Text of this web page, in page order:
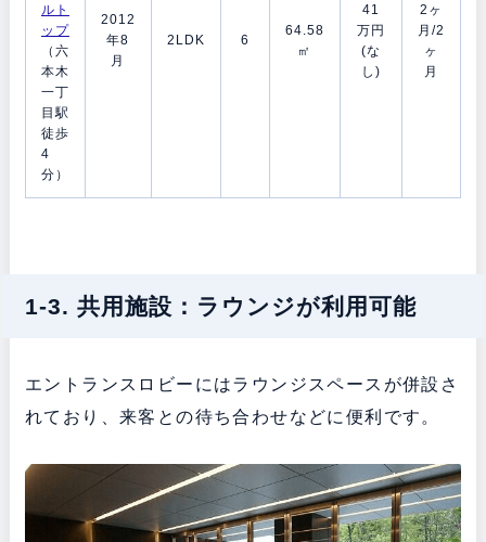
ルト
ップ
（六
本木
一丁
目駅
徒歩
4
分）
2012
年8
月
2LDK 6
64.58
㎡
41
万円
(な
し)
2ヶ
月/2
ヶ
月
1-3. 共用施設：ラウンジが利用可能
エントランスロビーにはラウンジスペースが併設さ
れており、来客との待ち合わせなどに便利です。